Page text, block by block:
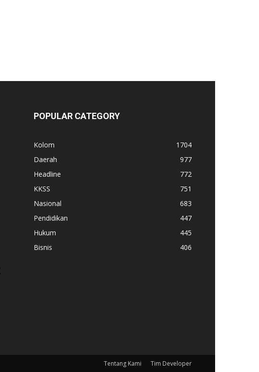
POPULAR CATEGORY
Kolom
1704
Daerah
977
Headline
772
KKSS
751
Nasional
683
Pendidikan
447
Hukum
445
Bisnis
406
Tentang Kami Tim Developer